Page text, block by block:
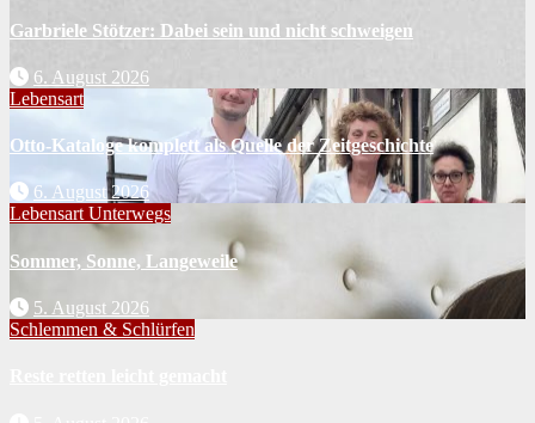
Garbriele Stötzer: Dabei sein und nicht schweigen
6. August 2026
Lebensart
Otto-Kataloge komplett als Quelle der Zeitgeschichte
6. August 2026
LebensartUnterwegs
Sommer, Sonne, Langeweile
5. August 2026
Schlemmen & Schlürfen